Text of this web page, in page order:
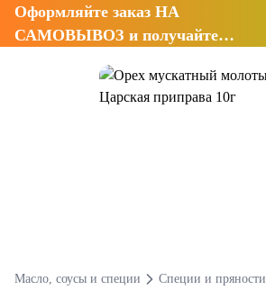
Оформляйте заказ НА
САМОВЫВОЗ и получайте
Масло, соусы и специи Специи и пряности